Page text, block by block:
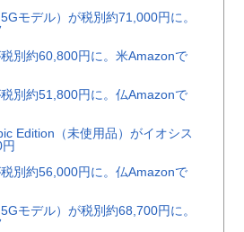
モデル）が税別約71,000円に。
別約60,800円に。米Amazonで
別約51,800円に。仏Amazonで
Edition（未使用品）がイオシス
別約56,000円に。仏Amazonで
モデル）が税別約68,700円に。